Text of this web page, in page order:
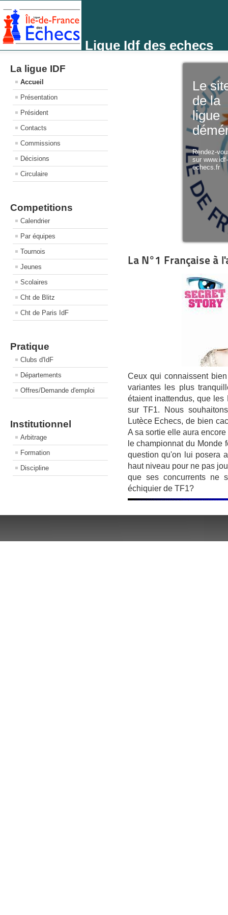
Ligue Idf des echecs
La ligue IDF
Accueil
Présentation
Président
Contacts
Commissions
Décisions
Circulaire
Competitions
Calendrier
Par équipes
Tournois
Jeunes
Scolaires
Cht de Blitz
Cht de Paris IdF
Pratique
Clubs d'IdF
Départements
Offres/Demande d'emploi
Institutionnel
Arbitrage
Formation
Discipline
Le
de la
ligue
Rendez-
sur
echecs.fr
La N°1 Française à
Ceux qui connaissent
variantes les plus
étaient inattendus, que
sur TF1. Nous
Lutèce Echecs, de bien
A sa sortie elle aura
le championnat du Monde
question qu'on lui posera
haut niveau pour ne pas
que ses concurrents ne
échiquier de TF1?